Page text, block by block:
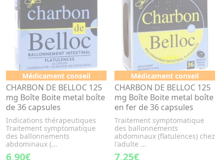
Médicament conseil
CHARBON DE BELLOC 125
mg Boîte Boite metal boîte
de 36 capsules
Indications thérapeutiques
Traitement symptomatique
des ballonnements
abdominaux (...
6,90€
Médicament conseil
CHARBON DE BELLOC 125
mg Boîte Boite metal boîte
en fer de 36 capsules
Traitement symptomatique
des ballonnements
abdominaux (flatulences) chez
l'adulte ...
7,25€